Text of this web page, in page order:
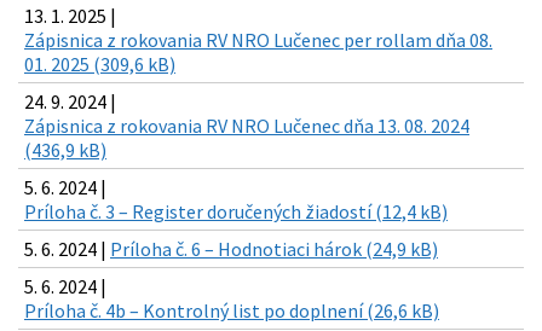
13. 1. 2025 |
Zápisnica z rokovania RV NRO Lučenec per rollam dňa 08.
01. 2025 (309,6 kB)
24. 9. 2024 |
Zápisnica z rokovania RV NRO Lučenec dňa 13. 08. 2024
(436,9 kB)
5. 6. 2024 |
Príloha č. 3 – Register doručených žiadostí (12,4 kB)
5. 6. 2024 | Príloha č. 6 – Hodnotiaci hárok (24,9 kB)
5. 6. 2024 |
Príloha č. 4b – Kontrolný list po doplnení (26,6 kB)